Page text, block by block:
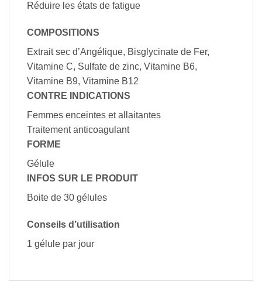
Réduire les états de fatigue
COMPOSITIONS
Extrait sec d’Angélique, Bisglycinate de Fer,
Vitamine C, Sulfate de zinc, Vitamine B6,
Vitamine B9, Vitamine B12
CONTRE INDICATIONS
Femmes enceintes et allaitantes
Traitement anticoagulant
FORME
Gélule
INFOS SUR LE PRODUIT
Boite de 30 gélules
Conseils d’utilisation
1 gélule par jour